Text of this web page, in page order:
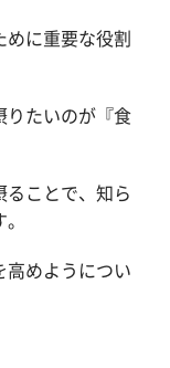
めに重要な役割
りたいのが『食
ことで、知ら
めようについ